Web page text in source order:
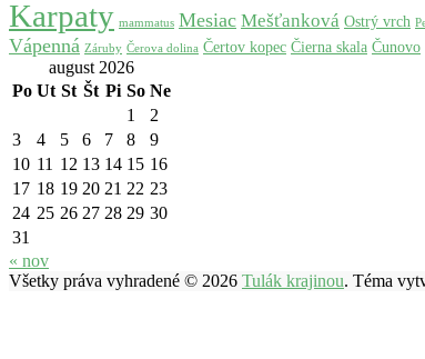
Karpaty mammatus Mesiac Mešťanková Ostrý vrch
Vápenná Záruby Čerova dolina Čertov kopec Čierna skala Čunovo
august 2026
Po Ut St Št Pi So Ne
1
2
3
4 5 6 7 8
9
10 11 12 13 14 15 16
17 18 19 20 21 22 23
24 25 26 27 28 29 30
31
« nov
Všetky práva vyhradené © 2026 Tulák krajinou. Téma